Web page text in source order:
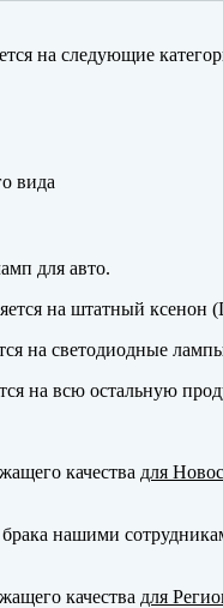
на следующие
вида
для авто.
на штатный
на светодиодные
на всю остальную
качества для
нашими
качества для